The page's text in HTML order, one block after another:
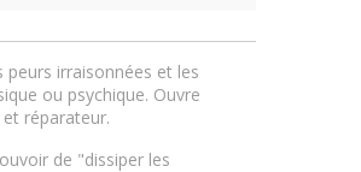
peurs irraisonnées et les
ou psychique. Ouvre
réparateur.
de "dissiper les